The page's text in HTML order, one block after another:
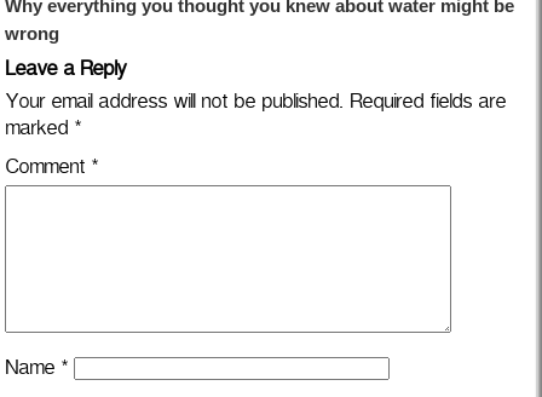
Leave a Reply
Your email address will not be published. Required fields are
marked *
Comment *
Name *